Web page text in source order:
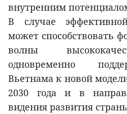
внутренним
В случае
может способствовать
волны
одновременно
Вьетнама к новой
2030 года и в
видения развития